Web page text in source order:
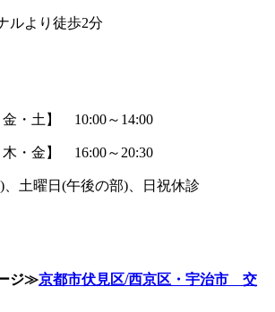
ルより徒歩2分
・土】 10:00～14:00
・金】 16:00～20:30
土曜日(午後の部)、日祝休診
ジ≫京都市伏見区/西京区・宇治市 交